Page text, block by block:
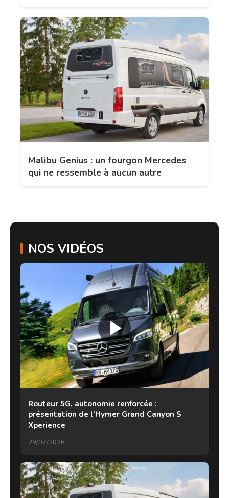
Malibu Genius : un fourgon Mercedes
qui ne ressemble à aucun autre
NOS VIDÉOS
Routeur 5G, autonomie renforcée :
présentation de l’Hymer Grand Canyon S
Xperience
29/07/2026